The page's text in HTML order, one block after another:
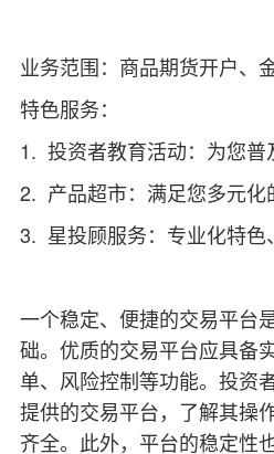
业务范围：商品期货开户、
特色服务：
1. 投资者教育活动：为您普
2. 产品超市：满足您多元化
3. 星投顾服务：专业化特色
一个稳定、便捷的交易平台
础。优质的交易平台应具备
单、风险控制等功能。投资
提供的交易平台，了解其操
齐全。此外，平台的稳定性